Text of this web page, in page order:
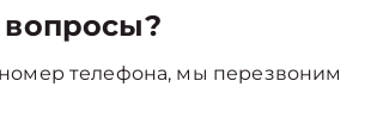
номер телефона, мы перезвоним